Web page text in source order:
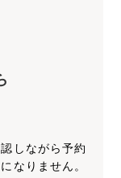
しながら予約
なりません。